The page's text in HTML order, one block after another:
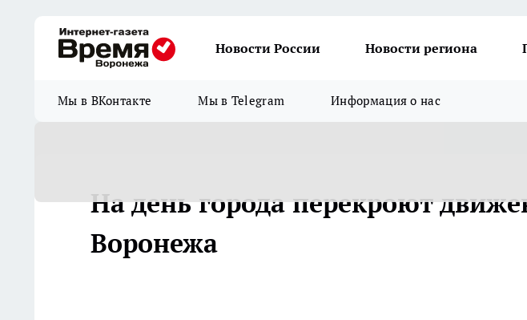
Новости России Новости региона
Мы в ВКонтакте Мы в Telegram Информация о нас
На день города перекроют
Воронежа